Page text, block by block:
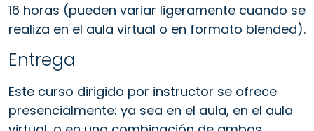
16 horas (pueden variar ligeramente cuando se
realiza en el aula virtual o en formato blended).
Entrega
Este curso dirigido por instructor se ofrece
presencialmente: ya sea en el aula, en el aula